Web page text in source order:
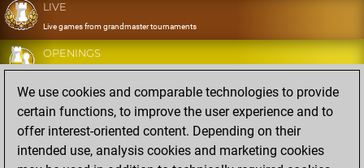
LIVE
Live games from grandmaster tournaments
OPENINGS
Develop and exercise your openings
DATABASE
Eight million strong games
MYGAMES
Store and analyse your own games in the cloud
We use cookies and comparable technologies to provide
certain functions, to improve the user experience and to
offer interest-oriented content. Depending on their
intended use, analysis cookies and marketing cookies